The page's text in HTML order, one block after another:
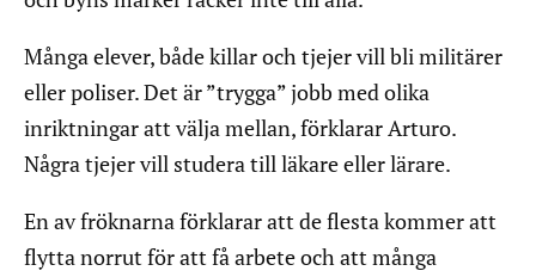
Många elever, både killar och tjejer vill bli militärer
eller poliser. Det är ”trygga” jobb med olika
inriktningar att välja mellan, förklarar Arturo.
Några tjejer vill studera till läkare eller lärare.
En av fröknarna förklarar att de flesta kommer att
flytta norrut för att få arbete och att många